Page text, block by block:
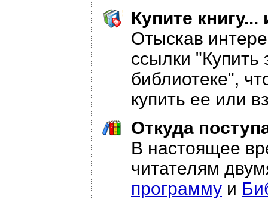
Купите
Отыскав
ссылки "Купить
библиотеке",
купить ее или
Откуда
В настоящее
читателям
программу и